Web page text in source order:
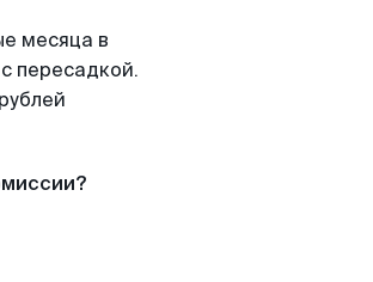
месяца в
пересадкой.